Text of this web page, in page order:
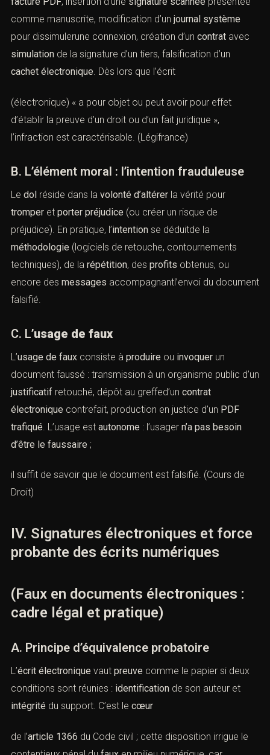
A. L’élément matériel : « altération
frauduleuse de la vérité »
L’élément matériel recouvretoute manipulation d’un
document numérique destinée à faire croire à une réalité
inexacte : changement de date ou demontant dans une
signature scannée
présentée comme manuscrite, modification d’un
contratavec simulation de la signature d’un tiers,
(électronique) « a pour objet ou peut avoir pour effet
d’établir la preuve d’un droit ou d’un fait juridique »,
l’infraction est caractérisable. (Légifrance)
B. L’élément moral : l’intention frauduleuse
Ledolréside dans la
préjudice). En pratique, l’intention
méthodologie(logiciels de retouche, contournements
techniques), de la répétition, desprofitsobtenus, ou
encore desmessagesaccompagnantl’envoi du
document falsifié.
C. L’usage de faux
L’ usage de faux consiste à produire ou invoquer
document faussé : transmission à un organisme public
trafiqué. L’usage estautonome: l’usagern’a pas besoin
d’être le faussaire;
il suffit de savoir que le document est falsifié. (
Droit
)
IV. Signatures électroniques et
force probante des écrits
numériques
cadre légal et pratique)